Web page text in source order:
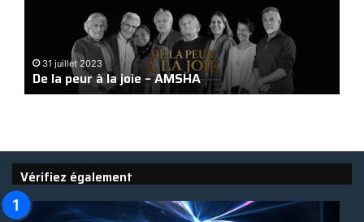
joie 31 juillet 2023
De la peur à la joie – AMSHA
Vérifiez également